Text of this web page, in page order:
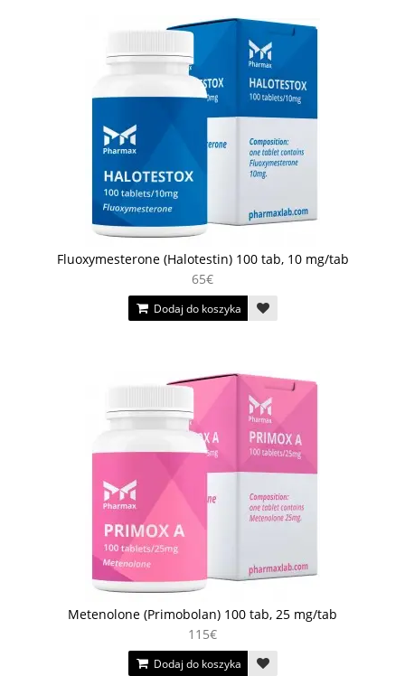
Fluoxymesterone (Halotestin) 100 tab, 10 mg/tab
65€
Dodaj do koszyka
Metenolone (Primobolan) 100 tab, 25 mg/tab
115€
Dodaj do koszyka